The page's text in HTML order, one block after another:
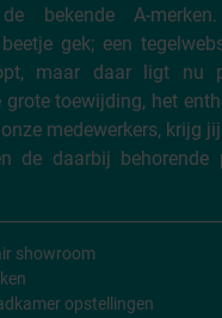
bekende A-
gek; een
maar daar ligt nu
grote toewijding, het
medewerkers, krijg
de daarbij behorende
showroom
opstellingen